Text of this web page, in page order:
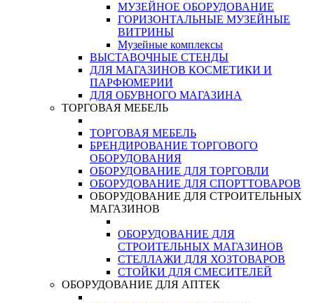
МУЗЕЙНОЕ ОБОРУДОВАНИЕ
ГОРИЗОНТАЛЬНЫЕ МУЗЕЙНЫЕ
ВИТРИНЫ
Музейные комплексы
ВЫСТАВОЧНЫЕ СТЕНДЫ
ДЛЯ МАГАЗИНОВ КОСМЕТИКИ И
ПАРФЮМЕРИИ
ДЛЯ ОБУВНОГО МАГАЗИНА
ТОРГОВАЯ МЕБЕЛЬ
ТОРГОВАЯ МЕБЕЛЬ
БРЕНДИРОВАНИЕ ТОРГОВОГО
ОБОРУДОВАНИЯ
ОБОРУДОВАНИЕ ДЛЯ ТОРГОВЛИ
ОБОРУДОВАНИЕ ДЛЯ СПОРТТОВАРОВ
ОБОРУДОВАНИЕ ДЛЯ СТРОИТЕЛЬНЫХ
МАГАЗИНОВ
ОБОРУДОВАНИЕ ДЛЯ
СТРОИТЕЛЬНЫХ МАГАЗИНОВ
СТЕЛЛАЖИ ДЛЯ ХОЗТОВАРОВ
СТОЙКИ ДЛЯ СМЕСИТЕЛЕЙ
ОБОРУДОВАНИЕ ДЛЯ АПТЕК